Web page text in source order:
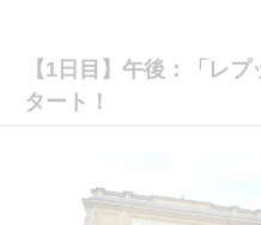
【1日目】午後：「レ
タート！